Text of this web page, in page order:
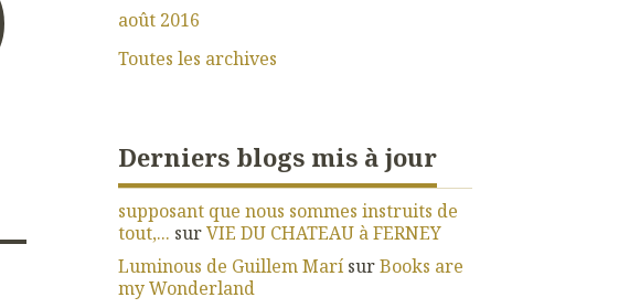
août 2016
Toutes les archives
Derniers blogs mis à jour
supposant que nous sommes instruits de
tout,... surVIE DU CHATEAU à FERNEY
Luminous de Guillem MarísurBooks are
my Wonderland